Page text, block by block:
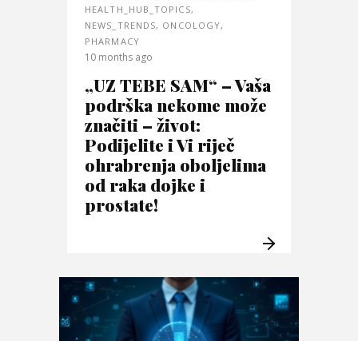
HEALTH_HUB_TOPICS,
NEWS_TRENDS, ONCOLOGY,
PHARMACY
10 months ago
„UZ TEBE SAM“ – Vaša
podrška nekome može
značiti – život:
Podijelite i Vi riječ
ohrabrenja oboljelima
od raka dojke i
prostate!